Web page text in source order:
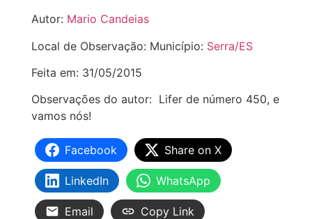
Autor: Mario Candeias
Local de Observação: Município: Serra/ES
Feita em: 31/05/2015
Observações do autor: Lifer de número 450, e
vamos nós!
Facebook Share on X
LinkedIn WhatsApp
Email Copy Link